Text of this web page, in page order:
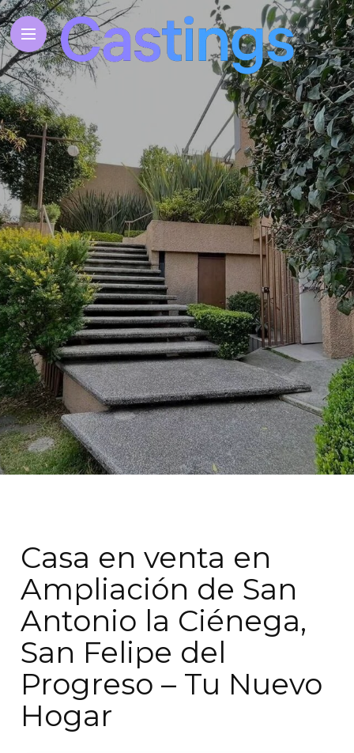
Casa en venta en
Ampliación de San
Antonio la Ciénega,
San Felipe del
Progreso – Tu Nuevo
Hogar